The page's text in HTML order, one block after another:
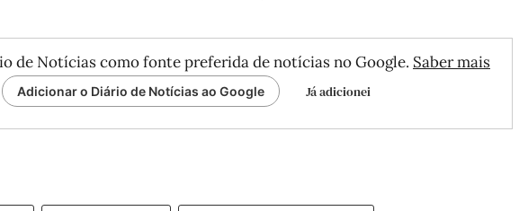
de Notícias como fonte preferida de notícias no Google. Saber mais
Adicionar o Diário de Notícias ao Google Já adicionei